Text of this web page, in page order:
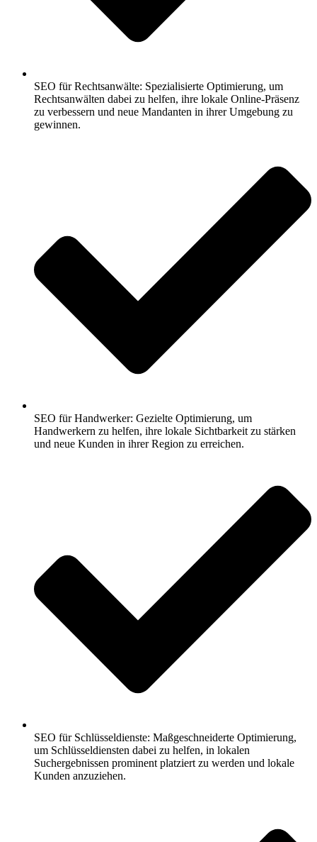
SEO für Rechtsanwälte: Spezialisierte Optimierung, um
Rechtsanwälten dabei zu helfen, ihre lokale Online-Präsenz
zu verbessern und neue Mandanten in ihrer Umgebung zu
gewinnen.
SEO für Handwerker: Gezielte Optimierung, um
Handwerkern zu helfen, ihre lokale Sichtbarkeit zu stärken
und neue Kunden in ihrer Region zu erreichen.
SEO für Schlüsseldienste: Maßgeschneiderte Optimierung,
um Schlüsseldiensten dabei zu helfen, in lokalen
Suchergebnissen prominent platziert zu werden und lokale
Kunden anzuziehen.